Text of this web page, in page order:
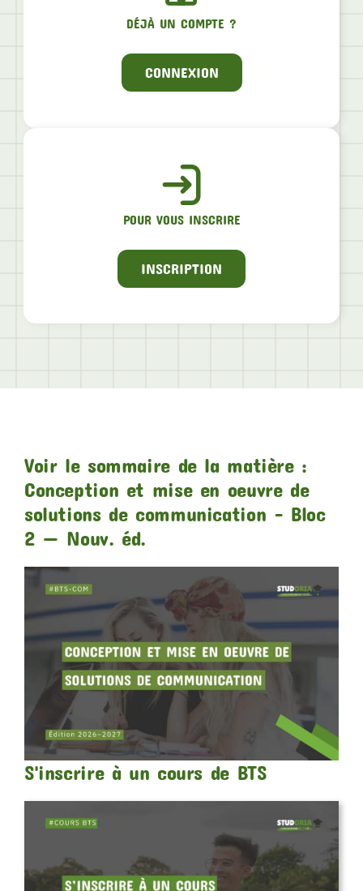
DÉJÀ UN COMPTE ?
CONNEXION
POUR VOUS INSCRIRE
INSCRIPTION
Voir le sommaire de la matière :
Conception et mise en oeuvre de
solutions de communication – Bloc
2 — Nouv. éd.
S'inscrire à un cours de BTS